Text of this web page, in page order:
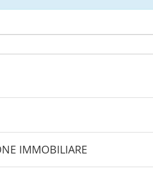
IMMOBILIARE